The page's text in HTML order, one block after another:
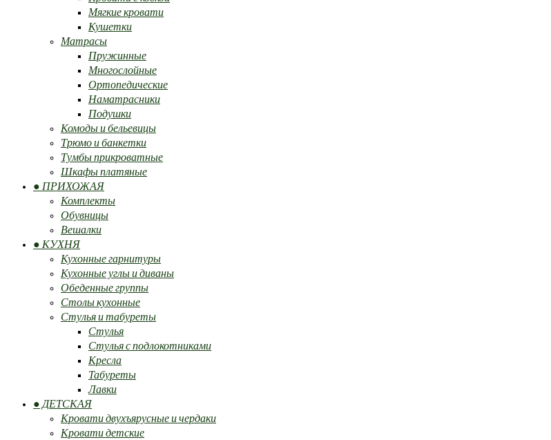
Мягкие кровати
Кушетки
Матрасы
Пружинные
Многослойные
Ортопедические
Наматрасники
Подушки
Комоды и бельевицы
Трюмо и банкетки
Тумбы прикроватные
Шкафы платяные
● ПРИХОЖАЯ
Комплекты
Обувницы
Вешалки
● КУХНЯ
Кухонные гарнитуры
Кухонные углы и диваны
Обеденные группы
Столы кухонные
Стулья и табуреты
Стулья
Стулья с подлокотниками
Кресла
Табуреты
Лавки
● ДЕТСКАЯ
Кровати двухъярусные и чердаки
Кровати детские